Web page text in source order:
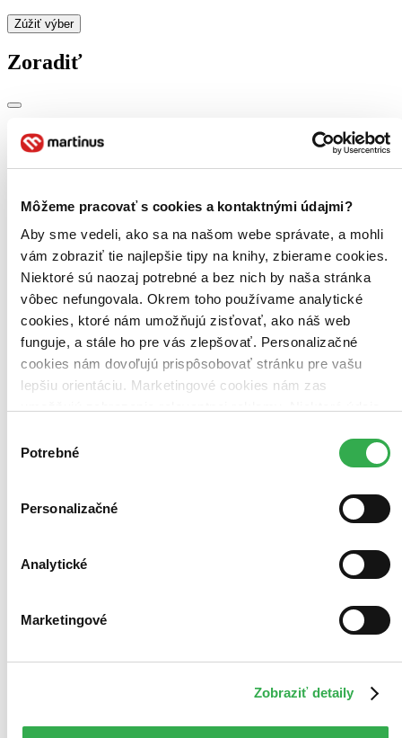
Môžeme pracovať s cookies a kontaktnými údajmi?
Aby sme vedeli, ako sa na našom webe správate, a mohli
vám zobraziť tie najlepšie tipy na knihy, zbierame cookies.
Niektoré sú naozaj potrebné a bez nich by naša stránka
vôbec nefungovala. Okrem toho používame analytické
cookies, ktoré nám umožňujú zisťovať, ako náš web
funguje, a stále ho pre vás zlepšovať. Personalizačné
cookies nám dovoľujú prispôsobovať stránku pre vašu
lepšiu orientáciu. Marketingové cookies nám zas
keby sme mohli používať všetky tieto cookies. Ďakujeme!
súhlasu
Potrebné
Personalizačné
Analytické
Marketingové
Zobraziť detaily
Zúžiť výber
Zoradiť
Bestsellery
Najlacnejšie
Najvyššia zľava
Použité filtre
Zrušiť filtre
Účinkuje Thi Minh Nguyen